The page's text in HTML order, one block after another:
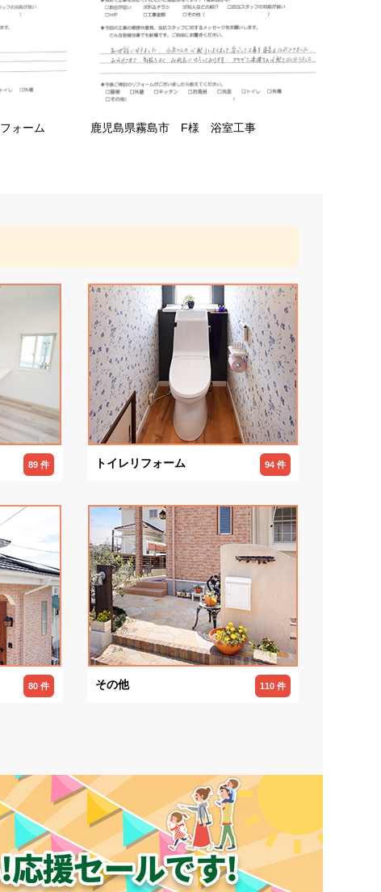
ォーム 鹿児島県霧島市 F様 浴室工事
89 件 トイレリフォーム 94 件
80 件 その他 110 件